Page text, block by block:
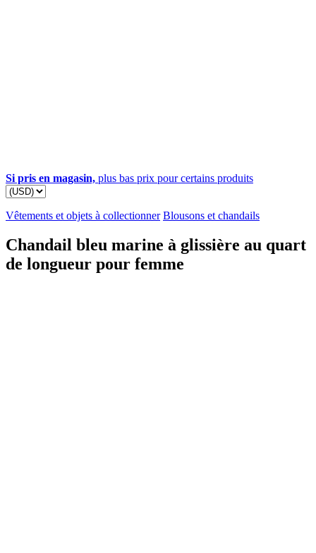
Si pris en magasin, plus bas prix pour certains produits
Vêtements et objets à collectionner Blousons et chandails
Chandail bleu marine à glissière au quart
de longueur pour femme